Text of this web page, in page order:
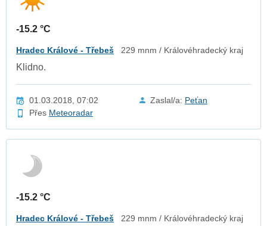
-15.2 °C
Hradec Králové - Třebeš 229 mnm / Královéhradecký kraj
Klidno.
01.03.2018, 07:02 Zaslal/a: Peťan
Přes Meteoradar
-15.2 °C
Hradec Králové - Třebeš 229 mnm / Královéhradecký kraj